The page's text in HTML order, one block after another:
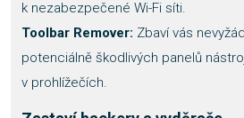
k nezabezpečené Wi-Fi síti.
Toolbar Remover: Zbaví vás
potenciálně škodlivých panelů
v prohlížečích.